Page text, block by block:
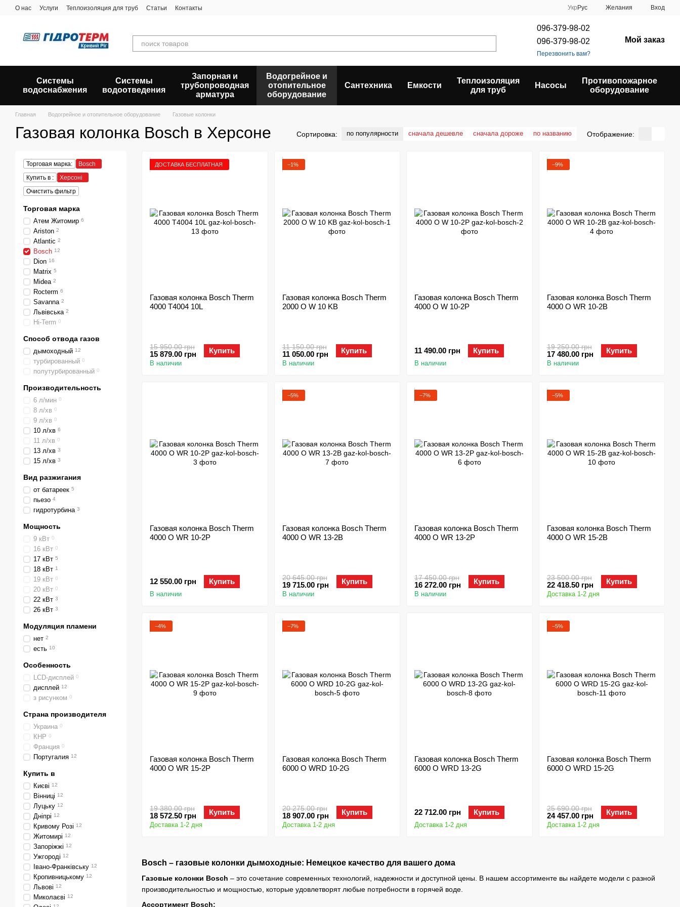
Перейти к основному контенту
О нас Услуги Теплоизоляция для труб Статьи Контакты Укр Рус Желания Вход
096-379-98-02
096-379-98-02
Перезвонить вам?
Мой заказ
Системы
водоснабжения
Системы
водоотведения
Запорная и
трубопроводная
арматура
Водогрейное и
отопительное
оборудование
Сантехника Емкости
Теплоизоляция
для труб
Насосы
Противопожарное
оборудование
Главная Водогрейное и отопительное оборудование Газовые колонки
Газовая колонка Bosch в Херсоне Сортировка: по популярности сначала дешевле сначала дороже по названию Отображение:
Bosch – газовые колонки дымоходные: Немецкое качество для вашего дома
Газовые колонки Bosch – это сочетание современных технологий, надежности и доступной цены. В нашем ассортименте вы найдете модели с разной
производительностью и мощностью, которые удовлетворят любые потребности в горячей воде.
Ассортимент Bosch:
ДОСТАВКА БЕСПЛАТНАЯ
Газовая колонка Bosch Therm
4000 T4004 10L
15 950.00 грн
15 879.00 грн Купить
В наличии
−1%
Газовая колонка Bosch Therm
2000 O W 10 KB
11 150.00 грн
11 050.00 грн Купить
В наличии
Газовая колонка Bosch Therm
4000 O W 10-2P
11 490.00 грн Купить
В наличии
−9%
Газовая колонка Bosch Therm
4000 O WR 10-2B
19 250.00 грн
17 480.00 грн Купить
В наличии
Газовая колонка Bosch Therm
4000 O WR 10-2P
12 550.00 грн Купить
В наличии
−5%
Газовая колонка Bosch Therm
4000 O WR 13-2B
20 645.00 грн
19 715.00 грн Купить
В наличии
−7%
Газовая колонка Bosch Therm
4000 O WR 13-2P
17 450.00 грн
16 272.00 грн Купить
В наличии
−5%
Газовая колонка Bosch Therm
4000 O WR 15-2B
23 500.00 грн
22 418.50 грн Купить
Доставка 1-2 дня
−4%
Газовая колонка Bosch Therm
4000 O WR 15-2P
19 380.00 грн
18 572.50 грн Купить
Доставка 1-2 дня
−7%
Газовая колонка Bosch Therm
6000 O WRD 10-2G
20 275.00 грн
18 907.00 грн Купить
Доставка 1-2 дня
Газовая колонка Bosch Therm
6000 O WRD 13-2G
22 712.00 грн Купить
Доставка 1-2 дня
−5%
Газовая колонка Bosch Therm
6000 O WRD 15-2G
25 690.00 грн
24 457.00 грн Купить
Доставка 1-2 дня
Торговая марка:
Bosch
Купить в :
Херсоні
Очистить фильтр
Торговая марка
Атем Житомир 6
Ariston 2
Atlantic 2
Bosch 12
Dion 16
Matrix 5
Midea 2
Rocterm 6
Savanna 2
Львівська 2
Hi-Term 0
Способ отвода газов
дымоходный 12
турбированный 0
полутурбированный 0
Производительность
6 л/мин 0
8 л/хв 0
9 л/хв 0
10 л/хв 6
11 л/хв 0
13 л/хв 3
15 л/хв 3
Вид разжигания
от батареек 5
пьезо 4
гидротурбина 3
Мощность
9 кВт 0
16 кВт 0
17 кВт 5
18 кВт 1
19 кВт 0
20 кВт 0
22 кВт 3
26 кВт 3
Модуляция пламени
нет 2
есть 10
Особенность
LCD-дисплей 0
дисплей 12
з рисунком 0
Страна производителя
Украина 0
КНР 0
Франция 0
Португалия 12
Купить в
Києві 12
Вінниці 12
Луцьку 12
Дніпрі 12
Кривому Розі 12
Житомирі 12
Запоріжжі 12
Ужгороді 12
Івано-Франківську 12
Кропивницькому 12
Львові 12
Миколаєві 12